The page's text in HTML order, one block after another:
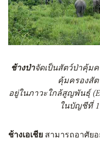
ช้างป่าจัดเป็นสัตว์ป่าคุ้ม
คุ้มครองสัต
อยู่ในภาวะใกล้สูญพันธุ์
ในบัญชีที่ 1
ช้างเอเชีย สามารถอาศัย